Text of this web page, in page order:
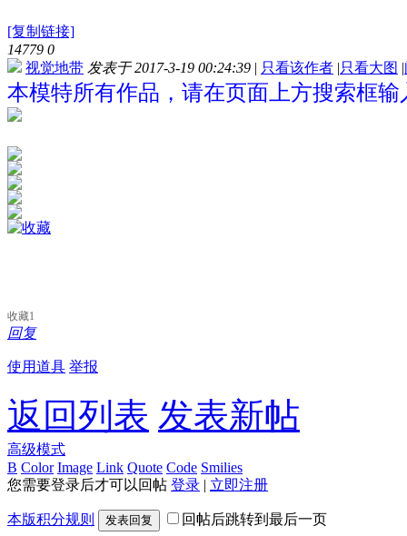
[复制链接]
14779 0
视觉地带 发表于 2017-3-19 00:24:39 | 只看该作者 |只看大图 |
本模特所有作品，请在页面上方搜索框输
收藏1
回复
使用道具 举报
返回列表 发表新帖
高级模式
B Color Image Link Quote Code Smilies
您需要登录后才可以回帖 登录 | 立即注册
本版积分规则 发表回复 回帖后跳转到最后一页